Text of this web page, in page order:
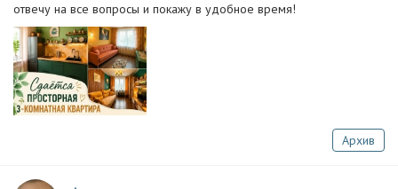
отвечу на все вопросы и покажу в удобное время!
Архив